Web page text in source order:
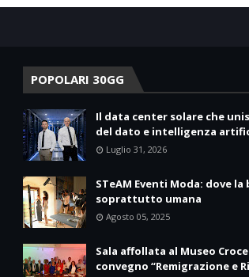
POPOLARI 30GG
Il data center solare che
del dato e intelligenza
Luglio 31, 2026
STeAM Eventi Moda: dove la
soprattutto umana
Agosto 05, 2025
Sala affollata al Museo
convegno “Remigrazione e